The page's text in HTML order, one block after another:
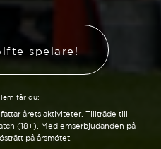
spelare!
får du:
årets aktiviteter. Tillträde till
(18+). Medlemserbjudanden på
på årsmötet.